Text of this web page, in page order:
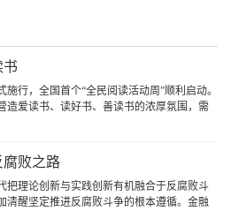
书
行，全国首个“全民阅读活动周”顺利启动。
造爱读书、读好书、善读书的浓厚氛围，需
书”“善读书”上下功夫，更要在“读好书”上见
腐败之路
把理论创新与实践创新有机融合于反腐败斗
清醒坚定推进反腐败斗争的根本遵循。金融